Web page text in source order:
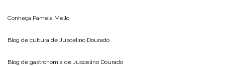
Conheça Pamela Mello
Blog de cultura de Juscelino Dourado
Blog de gastronomia de Juscelino Dourado